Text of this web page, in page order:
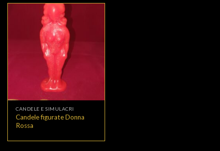
CANDELE E SIMULACRI
Candele figurate Donna
Rossa